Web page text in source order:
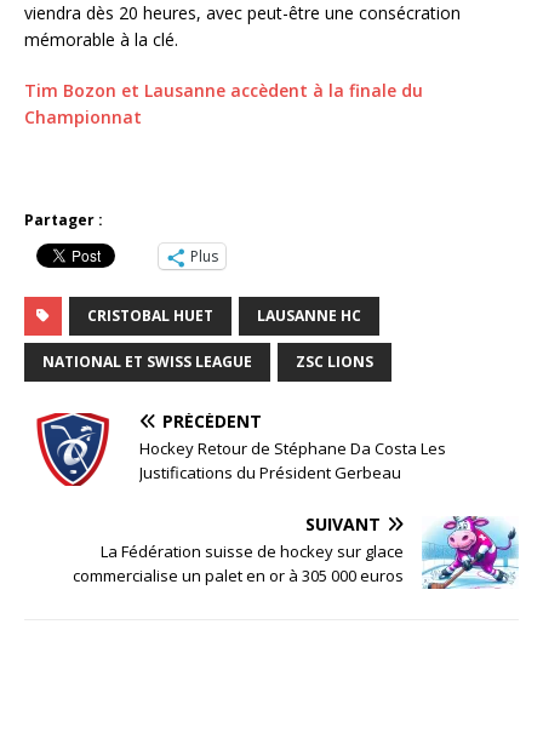
viendra dès 20 heures, avec peut-être une consécration
mémorable à la clé.
Tim Bozon et Lausanne accèdent à la finale du
Championnat
Partager :
Plus
CRISTOBAL HUET LAUSANNE HC
NATIONAL ET SWISS LEAGUE ZSC LIONS
PRÉCÉDENT
Hockey Retour de Stéphane Da Costa Les
Justifications du Président Gerbeau
SUIVANT
La Fédération suisse de hockey sur glace
commercialise un palet en or à 305 000 euros